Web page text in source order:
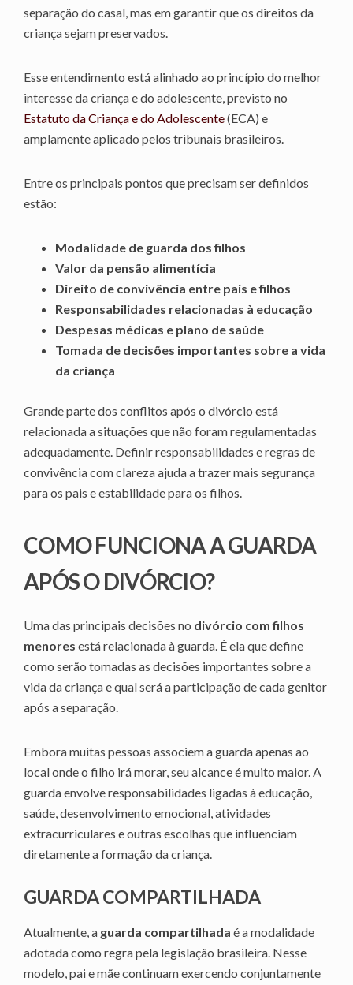
separação do casal, mas em garantir que os direitos da
criança sejam preservados.
Esse entendimento está alinhado ao princípio do melhor
interesse da criança e do adolescente, previsto no
Estatuto da Criança e do Adolescente(ECA) e
amplamente aplicado pelos tribunais brasileiros.
Entre os principais pontos que precisam ser definidos
estão:
Modalidade de guarda dos filhos
Valor da pensão alimentícia
Direito de convivência entre pais e filhos
Responsabilidades relacionadas à educação
Despesas médicas e plano de saúde
Tomada de decisões importantes sobre a vida
da criança
Grande parte dos conflitos após o divórcio está
relacionada a situações que não foram regulamentadas
adequadamente. Definir responsabilidades e regras de
convivência com clareza ajuda a trazer mais segurança
para os pais e estabilidade para os filhos.
COMO FUNCIONA A GUARDA
APÓS O DIVÓRCIO?
Uma das principais decisões no divórcio com filhos
menores está relacionada à guarda. É ela que define
como serão tomadas as decisões importantes sobre a
vida da criança e qual será a participação de cada genitor
após a separação.
Embora muitas pessoas associem a guarda apenas ao
local onde o filho irá morar, seu alcance é muito maior. A
guarda envolve responsabilidades ligadas à educação,
saúde, desenvolvimento emocional, atividades
extracurriculares e outras escolhas que influenciam
diretamente a formação da criança.
GUARDA COMPARTILHADA
Atualmente, a guarda compartilhada é a modalidade
adotada como regra pela legislação brasileira. Nesse
modelo, pai e mãe continuam exercendo conjuntamente